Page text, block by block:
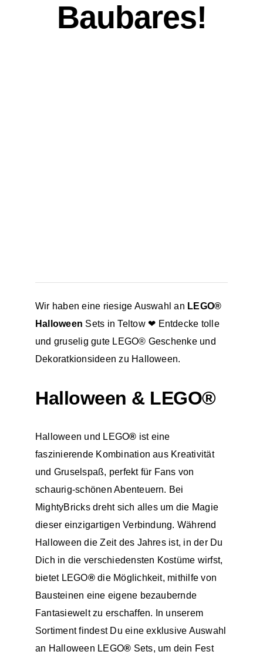
Baubares!
Wir haben eine riesige Auswahl an LEGO®
Halloween Sets inTeltow❤ Entdecke tolle
und gruselig gute LEGO® Geschenke und
Dekoratkionsideen zu Halloween.
Halloween & LEGO®
Halloween und LEGO® ist eine
faszinierende Kombination aus Kreativität
und Gruselspaß, perfekt für Fans von
schaurig-schönen Abenteuern. Bei
MightyBricksdreht sich alles um die Magie
dieser einzigartigen Verbindung. Während
Halloween die Zeit des Jahres ist, in der Du
Dich in die verschiedensten Kostüme wirfst,
bietet LEGO®die Möglichkeit, mithilfe von
Bausteinen eine eigene bezaubernde
Fantasiewelt zu erschaffen. In unserem
Sortimentfindest Du eine exklusive Auswahl
an Halloween LEGO® Sets, um dein Fest